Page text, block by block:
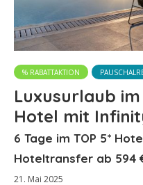
% RABATTAKTION
Luxusurlaub
Hotel mit
6 Tage im TOP 5*
Hoteltransfer ab 594
21. Mai 2025